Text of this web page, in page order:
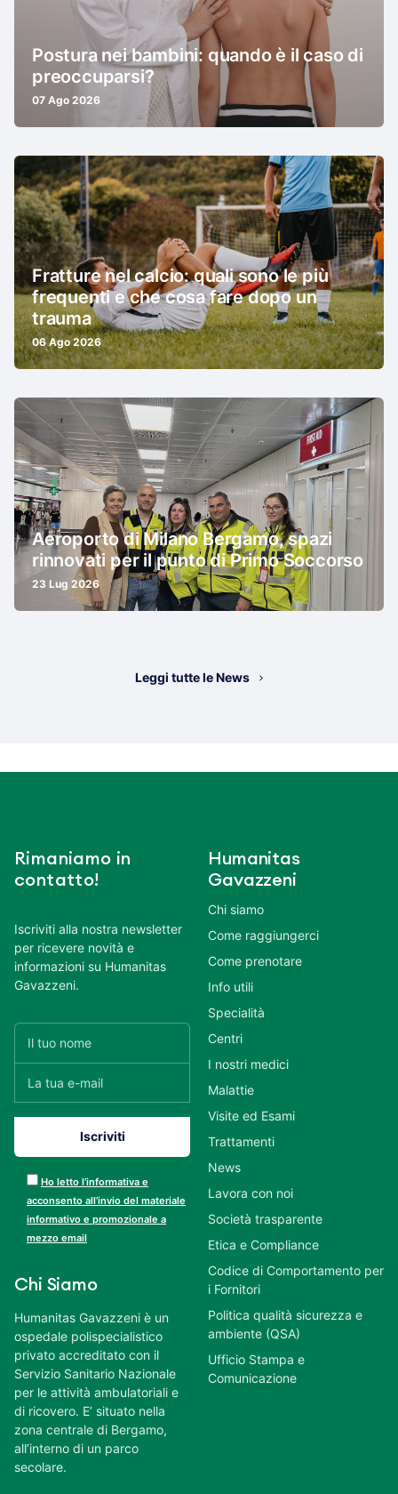
Postura nei bambini: quando è il caso di
preoccuparsi?
07 Ago 2026
Fratture nel calcio: quali sono le più
frequenti e che cosa fare dopo un
trauma
06 Ago 2026
Aeroporto di Milano Bergamo, spazi
rinnovati per il punto di Primo Soccorso
23 Lug 2026
Leggi tutte le News
Rimaniamo in
contatto!
Iscriviti alla nostra newsletter
per ricevere novità e
informazioni su Humanitas
Gavazzeni.
Ho letto l’informativa e
acconsento all’invio del materiale
informativo e promozionale a
mezzo email
Chi Siamo
Humanitas Gavazzeni è un
ospedale polispecialistico
privato accreditato con il
Servizio Sanitario Nazionale
per le attività ambulatoriali e
di ricovero. E’ situato nella
zona centrale di Bergamo,
all’interno di un parco
secolare.
Humanitas
Gavazzeni
Chi siamo
Come raggiungerci
Come prenotare
Info utili
Specialità
Centri
I nostri medici
Malattie
Visite ed Esami
Trattamenti
News
Lavora con noi
Società trasparente
Etica e Compliance
Codice di Comportamento per
i Fornitori
Politica qualità sicurezza e
ambiente (QSA)
Ufficio Stampa e
Comunicazione